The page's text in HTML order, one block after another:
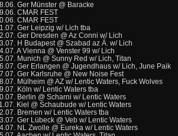
Ger Münster @ Baracke
CMAR FEST
CMAR FEST
Ger Leipzig w/ Lich tba
Ger Dresden @ Az Conni w/ Lich
H Budapest @ Szabad az Á. w/ Lich
A Vienna @ Venster 99 w/ Lich
Munich @ Sunny Red w/ Lich, Titan
Ger Erlangen @ Jugendhaus w/ Lich, June Paik
Ger Karlsruhe @ New Noise Fest
Mülheim @ AZ w/ Lentic Waters, Fuck Wolves
Köln w/ Lentic Waters tba
Berlin @ Scharni w/ Lentic Waters
Kiel @ Schaubude w/ Lentic Waters
Bremen w/ Lentic Waters tba
Ger Lübeck @ Veb w/ Lentic Waters
NL Zwolle @ Eureka w/ Lentic Waters